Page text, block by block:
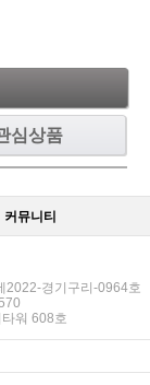
심상품
커뮤니티
2022-경기구리-0964호
워 608호